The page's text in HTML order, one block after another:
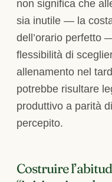
non significa che
sia inutile — la
dell’orario perfetto
flessibilità di
allenamento nel
potrebbe risultare
produttivo a parità
percepito.
Costruire